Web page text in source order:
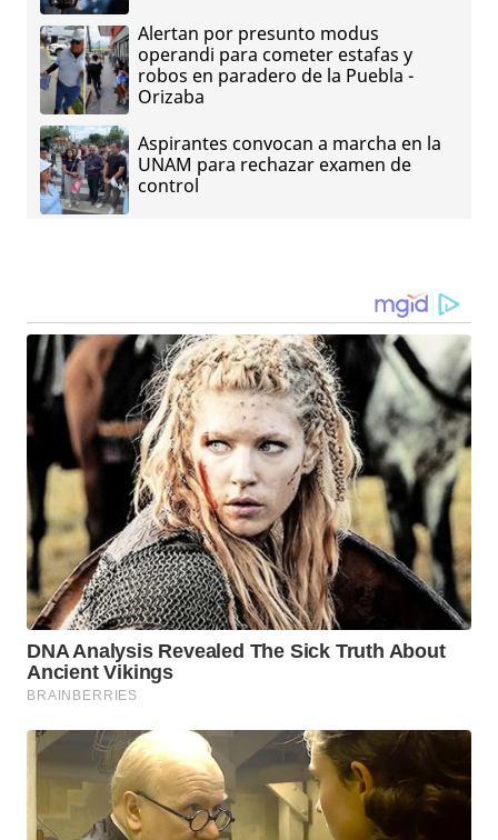
Alertan por presunto modus
operandi para cometer estafas y
robos en paradero de la Puebla -
Orizaba
Aspirantes convocan a marcha en la
UNAM para rechazar examen de
control